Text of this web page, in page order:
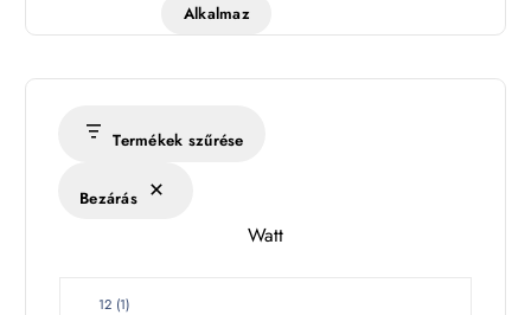
é
s
k
Alkalmaz
Termékek szűrése
Bezárás
Watt
W12 (1)